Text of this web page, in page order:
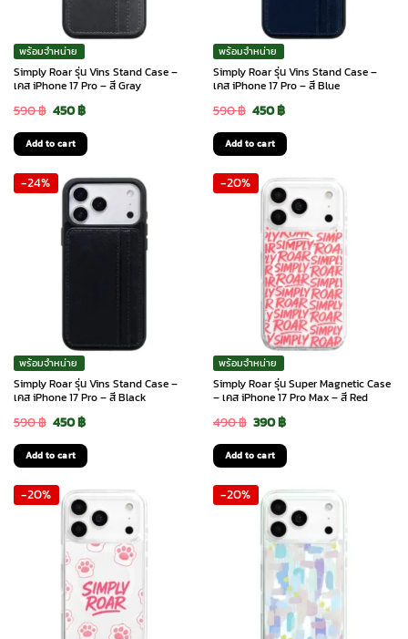
พร้อมจำหน่าย
Simply Roar รุ่น Vins Stand Case –
เคส iPhone 17 Pro – สี Gray
590฿ Original
price
was:
590 ฿.
450฿Current
price
is:
450 ฿.
Add to cart
พร้อมจำหน่าย
Simply Roar รุ่น Vins Stand Case –
เคส iPhone 17 Pro – สี Blue
590฿ Original
price
was:
590 ฿.
450฿Current
price
is:
450 ฿.
Add to cart
-24%
พร้อมจำหน่าย
Simply Roar รุ่น Vins Stand Case –
เคส iPhone 17 Pro – สี Black
590฿ Original
price
was:
590 ฿.
450฿Current
price
is:
450 ฿.
Add to cart
-20%
พร้อมจำหน่าย
Simply Roar รุ่น Super Magnetic Case
– เคส iPhone 17 Pro Max – สี Red
490฿ Original
price
was:
490 ฿.
390฿Current
price
is:
390 ฿.
Add to cart
-20% -20%